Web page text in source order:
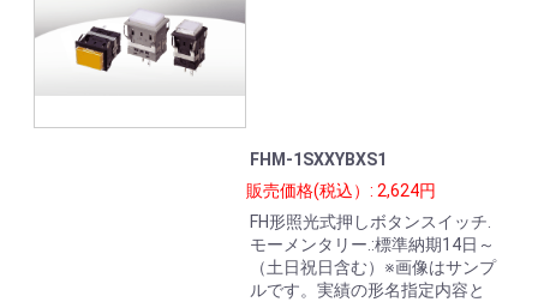
FHM-1SXXYBXS1
販売価格(税込）: 2,624円
FH形照光式押しボタンスイッチ.
モーメンタリー.:標準納期14日～
（土日祝日含む）※画像はサンプ
ルです。実績の形名指定内容と